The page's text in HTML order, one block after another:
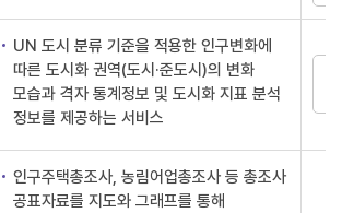
UN 도시 분류 기준을 적용한 인구변화에
따른 도시화 권역(도시·준도시)의 변화
모습과 격자 통계정보 및 도시화 지표 분석
정보를 제공하는 서비스
인구주택총조사, 농림어업총조사 등 총조사
공표자료를 지도와 그래프를 통해